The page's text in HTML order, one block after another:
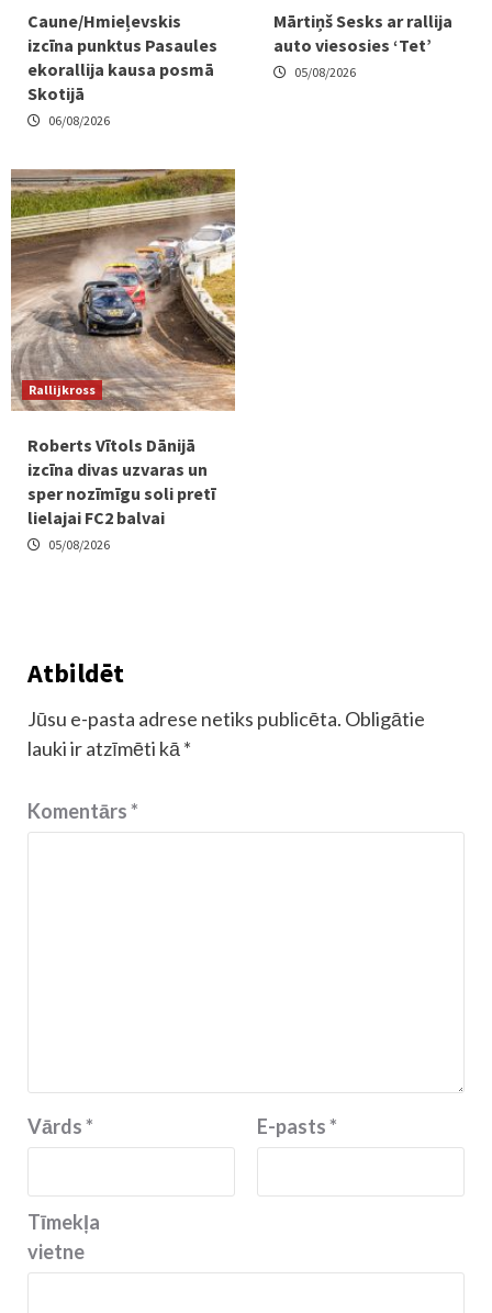
Caune/Hmieļevskis
izcīna punktus Pasaules
ekorallija kausa posmā
Skotijā
06/08/2026
Mārtiņš Sesks ar rallija
auto viesosies ‘Tet’
05/08/2026
Rallijkross
Roberts Vītols Dānijā
izcīna divas uzvaras un
sper nozīmīgu soli pretī
lielajai FC2 balvai
05/08/2026
Atbildēt
Jūsu e-pasta adrese netiks publicēta. Obligātie
lauki ir atzīmēti kā *
Komentārs*
Vārds* E-pasts*
Tīmekļa
vietne